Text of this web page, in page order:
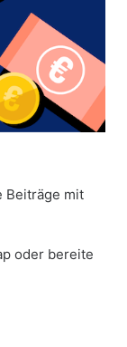
Beiträge mit
oder bereite